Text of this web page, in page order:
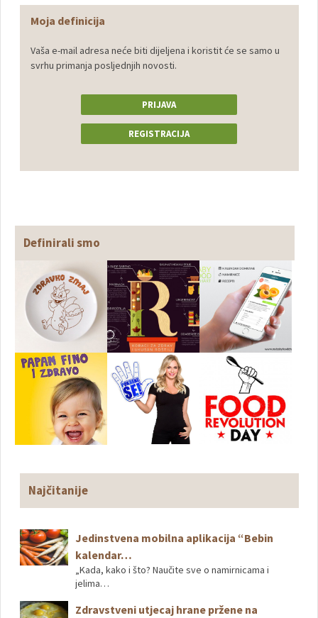
Moja definicija
Vaša e-mail adresa neće biti dijeljena i koristit će se samo u
svrhu primanja posljednjih novosti.
PRIJAVA
REGISTRACIJA
Definirali smo
Najčitanije
Jedinstvena mobilna aplikacija “Bebin
kalendar…
„Kada, kako i što? Naučite sve o namirnicama i
jelima…
Zdravstveni utjecaj hrane pržene na